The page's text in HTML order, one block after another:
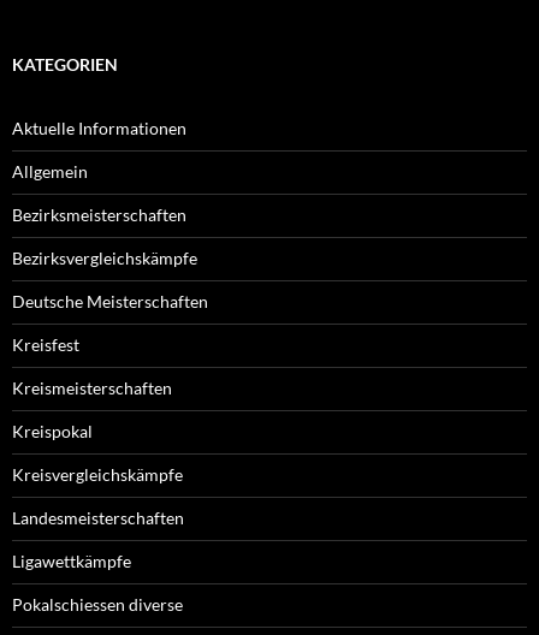
KATEGORIEN
Aktuelle Informationen
Allgemein
Bezirksmeisterschaften
Bezirksvergleichskämpfe
Deutsche Meisterschaften
Kreisfest
Kreismeisterschaften
Kreispokal
Kreisvergleichskämpfe
Landesmeisterschaften
Ligawettkämpfe
Pokalschiessen diverse